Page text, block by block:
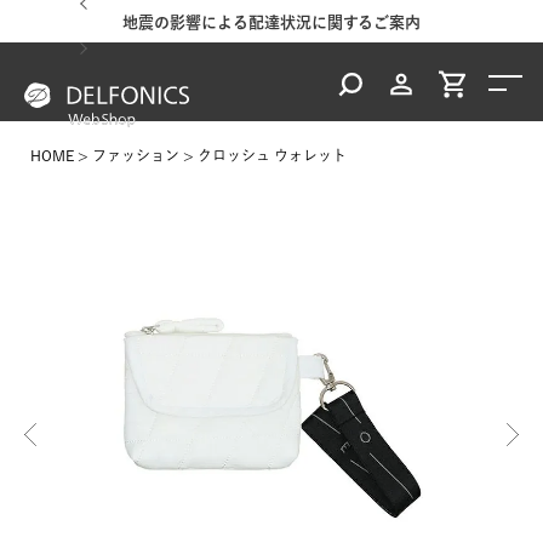
地震の影響による配達状況に関するご案内
HOME ファッション クロッシュ ウォレット